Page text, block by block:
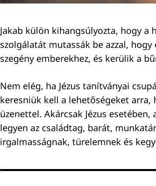
Jakab külön kihangsúlyozta, hogy a
szolgálatát mutassák be azzal,
szegény emberekhez, és kerülik a
Nem elég, ha Jézus tanítványai
keresniük kell a lehetőségeket
üzenettel. Akárcsak Jézus
legyen az családtag, barát,
irgalmasságnak, türelemnek és